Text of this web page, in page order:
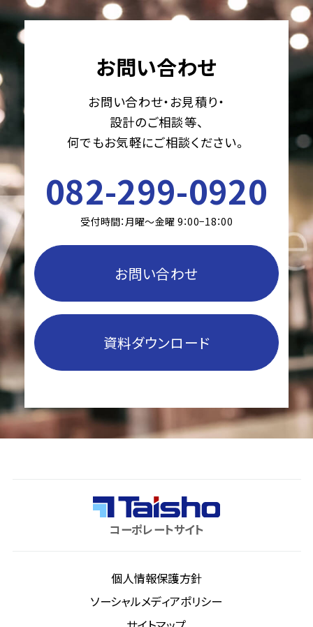
お問い合わせ
お問い合わせ・お見積り・
設計のご相談等、
何でもお気軽にご相談ください。
082-299-0920
受付時間：月曜〜金曜 9：00−18：00
お問い合わせ
資料ダウンロード
コーポレートサイト
個人情報保護方針
ソーシャルメディアポリシー